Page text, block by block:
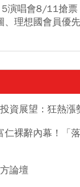
5演唱會8/11搶票
、理想國會員優
資展望：狂熱漲
仁裸辭內幕！「
論壇